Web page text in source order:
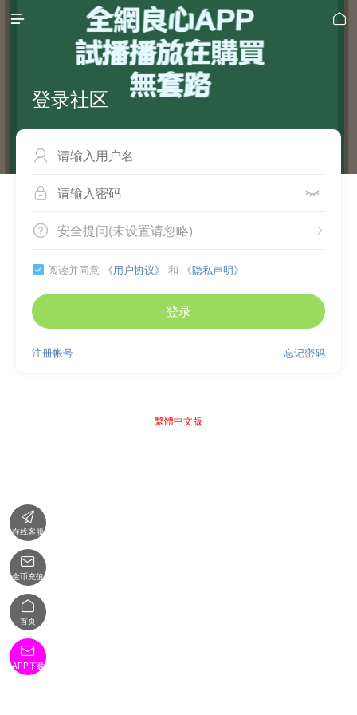
 
登录社区

 
 
安全提问(未设置请忽略)
 阅读并同意 《用户协议》 和 《隐私声明》
登录
忘记密码
注册帐号
繁體中文版

在线客服

金币充值

首页

APP下载